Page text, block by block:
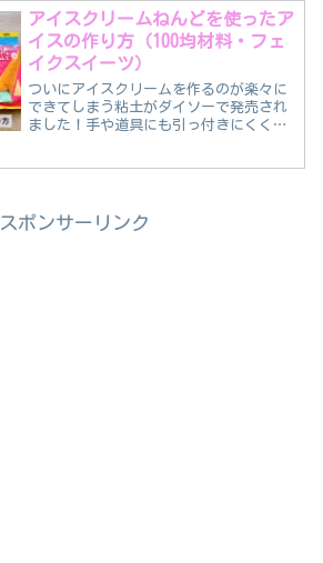
におつくりできます♪
アイスクリームねんどを使ったア
イスの作り方（100均材料・フェ
イクスイーツ）
ついにアイスクリームを作るのが楽々に
できてしまう粘土がダイソーで発売され
ました！手や道具にも引っ付きにくく、
スポンサーリンク